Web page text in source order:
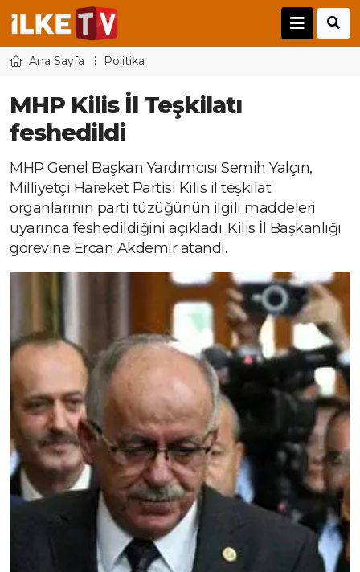
Ana Sayfa Politika
MHP Kilis İl Teşkilatı
feshedildi
MHP Genel Başkan Yardımcısı Semih Yalçın,
Milliyetçi Hareket Partisi Kilis il teşkilat
organlarının parti tüzüğünün ilgili maddeleri
uyarınca feshedildiğini açıkladı. Kilis İl Başkanlığı
görevine Ercan Akdemir atandı.